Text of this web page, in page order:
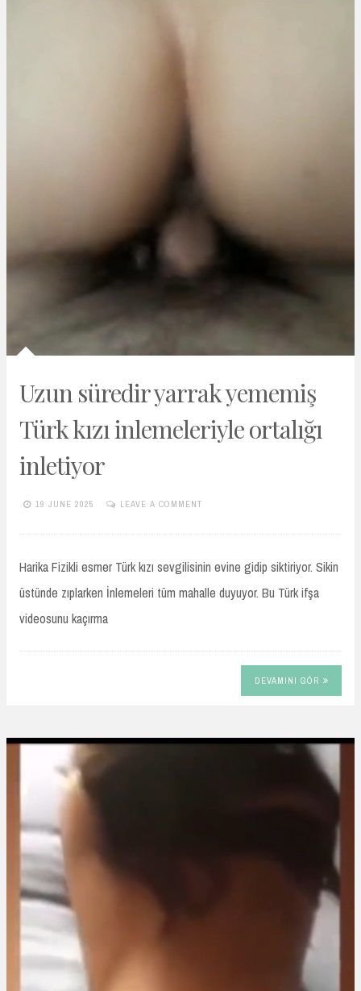
Uzun süredir yarrak yememiş
Türk kızı inlemeleriyle ortalığı
inletiyor
19 JUNE 2025
LEAVE A COMMENT
Harika Fizikli esmer Türk kızı sevgilisinin evine gidip siktiriyor. Sikin
üstünde zıplarken İnlemeleri tüm mahalle duyuyor. Bu Türk ifşa
videosunu kaçırma
DEVAMINI GÖR